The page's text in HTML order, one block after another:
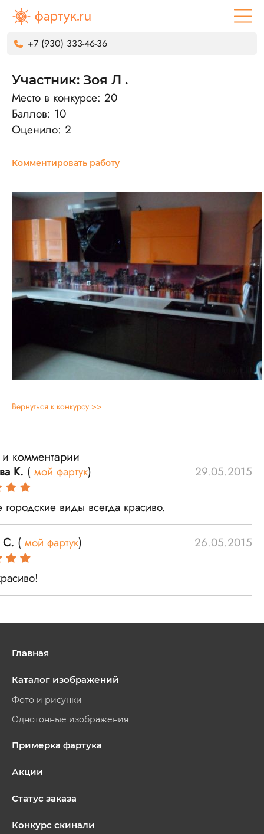
+7 (930) 333-46-36
Участник: Зоя Л .
Место в конкурсе: 20
Баллов: 10
Оценило: 2
Комментировать работу
Вернуться к конкурсу >>
комментарии
К. ( мой фартук) 29.05.2015
виды всегда красиво.
С. ( мой фартук) 26.05.2015
Главная
Каталог изображений
Фото и рисунки
Однотонные изображения
Примерка фартука
Акции
Статус заказа
Конкурс скинали